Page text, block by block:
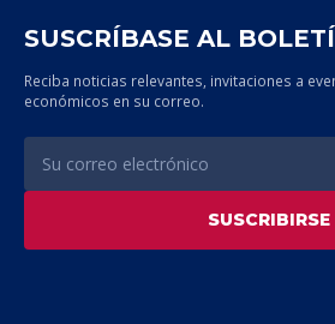
SUSCRÍBASE AL
Reciba noticias relevantes, invitaciones a
económicos en su correo.
SUSCRIBIRSE